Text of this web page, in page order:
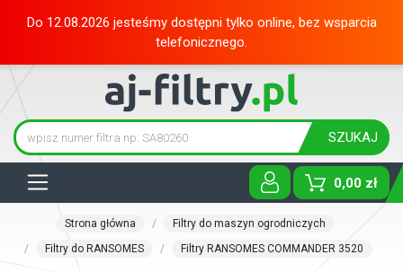
Do 12.08.2026 jesteśmy dostępni tylko online, bez wsparcia
telefonicznego.
SZUKAJ
0,00 zł
Strona główna
Filtry do maszyn ogrodniczych
Filtry do RANSOMES
Filtry RANSOMES COMMANDER 3520